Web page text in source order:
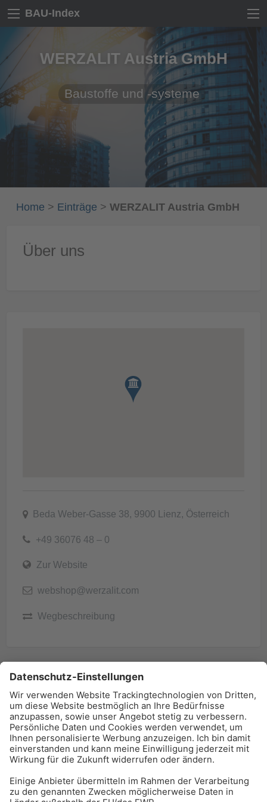
BAU-Index
WERZALIT Austria GmbH
Baustoffe und -systeme
Home > Einträge > WERZALIT Austria GmbH
Über uns
Beda Weber-Gasse 38, 9900 Lienz, Österreich
+49 36076 48 – 0
Zur Website
webshop@werzalit.com
Wegbeschreibung
BAU-Index Newsletter
Erhalten Sie regelmäßig Benachrichtigungen zu den